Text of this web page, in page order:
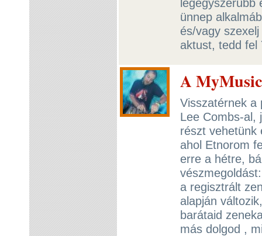
ünnep
és/vagy
aktust, tedd
A
Visszatérnek a
Lee Combs-al,
részt vehetünk
ahol Etnorom
erre a hétre,
a regisztrált
alapján
barátaid
más dolgod ,